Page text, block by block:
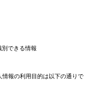
できる情報
報の利用目的は以下の通りで